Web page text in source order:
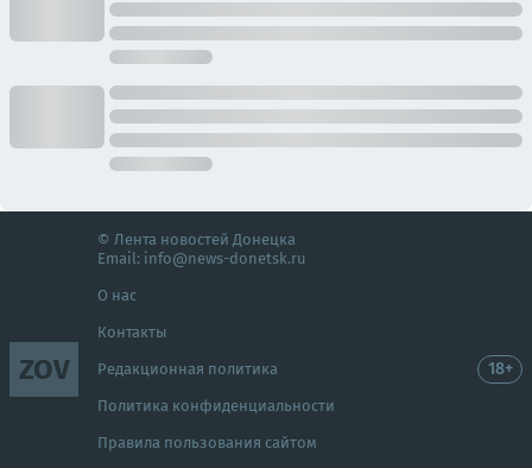
ZOV
© Лента новостей Донецка
Email: info@news-donetsk.ru
О нас
Контакты
Редакционная политика
Политика конфиденциальности
Правила пользования сайтом
18+